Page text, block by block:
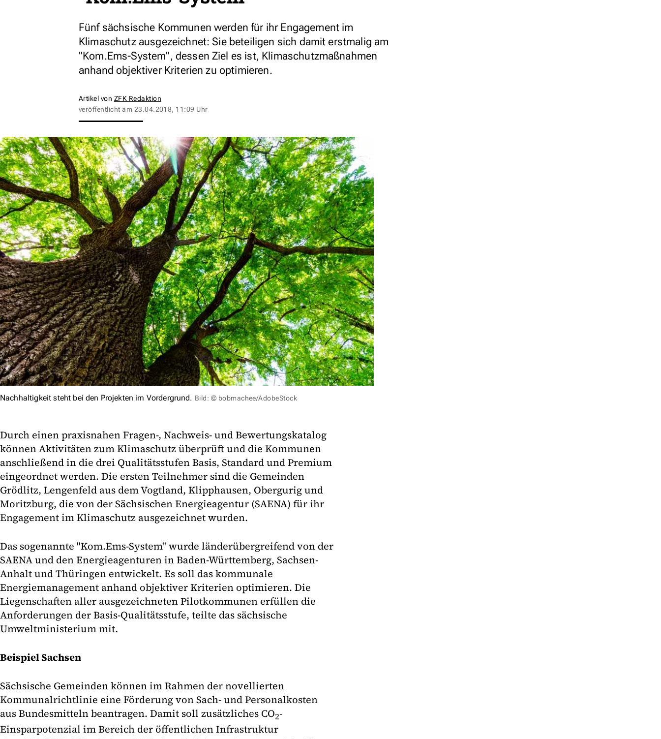
Fünf sächsische Kommunen werden für ihr Engagement im
Klimaschutz ausgezeichnet: Sie beteiligen sich damit erstmalig am
"Kom.Ems-System", dessen Ziel es ist, Klimaschutzmaßnahmen
anhand objektiver Kriterien zu optimieren.
Artikel von ZFK Redaktion
veröffentlicht am 23.04.2018, 11:09 Uhr
Nachhaltigkeit steht bei den Projekten im Vordergrund. Bild: © bobmachee/AdobeStock
Durch einen praxisnahen Fragen-, Nachweis- und Bewertungskatalog
können Aktivitäten zum Klimaschutz überprüft und die Kommunen
anschließend in die drei Qualitätsstufen Basis, Standard und Premium
eingeordnet werden. Die ersten Teilnehmer sind die Gemeinden
Grödlitz, Lengenfeld aus dem Vogtland, Klipphausen, Obergurig und
Moritzburg, die von der Sächsischen Energieagentur (SAENA) für ihr
Engagement im Klimaschutz ausgezeichnet wurden.
Das sogenannte "Kom.Ems-System" wurde länderübergreifend von der
SAENA und den Energieagenturen in Baden-Württemberg, Sachsen-
Anhalt und Thüringen entwickelt. Es soll das kommunale
Energiemanagement anhand objektiver Kriterien optimieren. Die
Liegenschaften aller ausgezeichneten Pilotkommunen erfüllen die
Anforderungen der Basis-Qualitätsstufe, teilte das sächsische
Umweltministerium mit.
Beispiel Sachsen
Sächsische Gemeinden können im Rahmen der novellierten
Kommunalrichtlinie eine Förderung von Sach- und Personalkosten
aus Bundesmitteln beantragen. Damit soll zusätzliches CO2-
Einsparpotenzial im Bereich der öffentlichen Infrastruktur